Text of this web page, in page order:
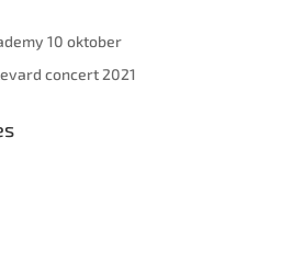
10 oktober
concert 2021